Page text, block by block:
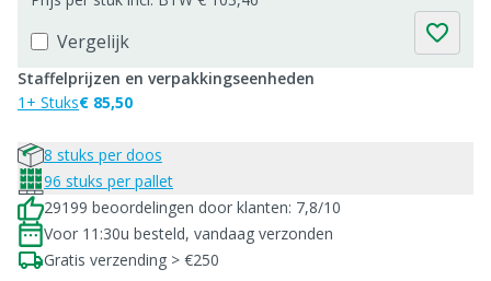
Vergelijk
Staffelprijzen en verpakkingseenheden
1+ Stuks€ 85,50
8 stuks per doos
96 stuks per pallet
29199 beoordelingen door klanten: 7,8/10
Voor 11:30u besteld, vandaag verzonden
Gratis verzending > €250